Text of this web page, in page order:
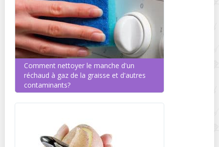
Comment nettoyer le manche d'un
réchaud à gaz de la graisse et d'autres
contaminants?